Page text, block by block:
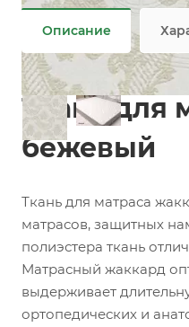
Описание
Ткань для
бежевый
Ткань для матраса
матрасов, защитных
полиэстера ткань
Матрасный жаккард
выдерживает
ортопедических и